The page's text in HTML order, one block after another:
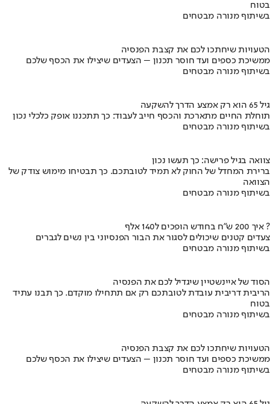
בטוח
בשיתוף מנורה מבטחים
הטעויות שיחתכו לכם את קצבת הפנסיה
ממשיכת כספים ועד חוסר תכנון – הצעדים שיצילו את הכסף שלכם
בשיתוף מנורה מבטחים
גיל 65 הוא רק אמצע הדרך להשקעה
תוחלת החיים מתארכת והכסף חייב לעבוד: כך תתכננו אופק כלכלי נכון
בשיתוף מנורה מבטחים
צוואה בגיל פרישה: כך תעשו נכון
ברירת המחדל של החוק לא תמיד לטובתכם. כך תבטיחו מימוש צודק של
הצוואה
בשיתוף מנורה מבטחים
איך 200 ש"ח בחודש הופכים ל140 אלף ?
צעדים קטנים שיכולים לסגור את הבור הפנסיוני בין נשים לגברים
בשיתוף מנורה מבטחים
הסוד של איינשטיין שיגדיל לכם את הפנסיה
הריבית דריבית עובדת לטובתכם רק אם תתחילו מוקדם. כך תבנו עתיד
בטוח
בשיתוף מנורה מבטחים
הטעויות שיחתכו לכם את קצבת הפנסיה
ממשיכת כספים ועד חוסר תכנון – הצעדים שיצילו את הכסף שלכם
בשיתוף מנורה מבטחים